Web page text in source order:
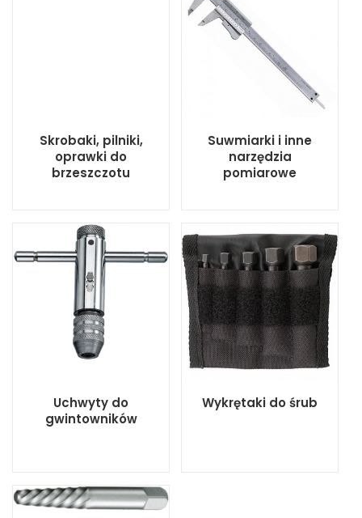
Skrobaki, pilniki,
oprawki do
brzeszczotu
Suwmiarki i inne
narzędzia
pomiarowe
Uchwyty do
gwintowników
Wykrętaki do śrub